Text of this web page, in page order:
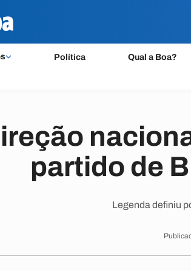
Política Qual a Boa?
partido de
Legenda definiu